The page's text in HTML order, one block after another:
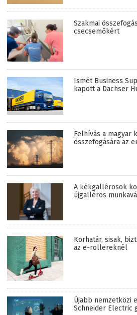
Szakmai
csecsemőkért
Ismét Business
kapott a Dachser
Felhívás a magyar
összefogására az
A kékgallérosok
újgalléros
Korhatár, sisak,
az e-rollereknél
Újabb nemzetközi
Schneider Electric